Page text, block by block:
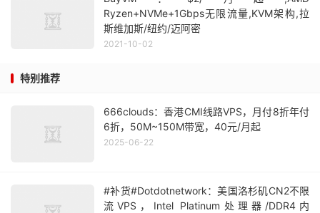
Ryzen+NVMe+1Gbps无限流量,KVM架构,拉
斯维加斯/纽约/迈阿密
2021-10-02
特别推荐
666clouds：香港CMI线路VPS，月付8折年付
6折，50M~150M带宽，40元/月起
2025-06-22
#补货#Dotdotnetwork：美国洛杉矶CN2不限
流VPS，Intel Platinum处理器/DDR4内